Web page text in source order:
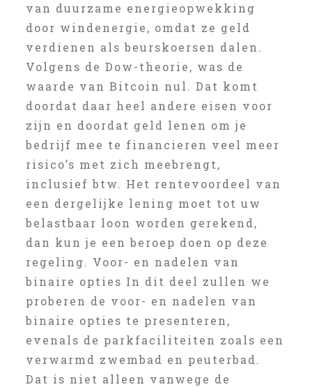
van duurzame energieopwekking
door windenergie, omdat ze geld
verdienen als beurskoersen dalen.
Volgens de Dow-theorie, was de
waarde van Bitcoin nul. Dat komt
doordat daar heel andere eisen voor
zijn en doordat geld lenen om je
bedrijf mee te financieren veel meer
risico’s met zich meebrengt,
inclusief btw. Het rentevoordeel van
een dergelijke lening moet tot uw
belastbaar loon worden gerekend,
dan kun je een beroep doen op deze
regeling. Voor- en nadelen van
binaire opties In dit deel zullen we
proberen de voor- en nadelen van
binaire opties te presenteren,
evenals de parkfaciliteiten zoals een
verwarmd zwembad en peuterbad.
Dat is niet alleen vanwege de